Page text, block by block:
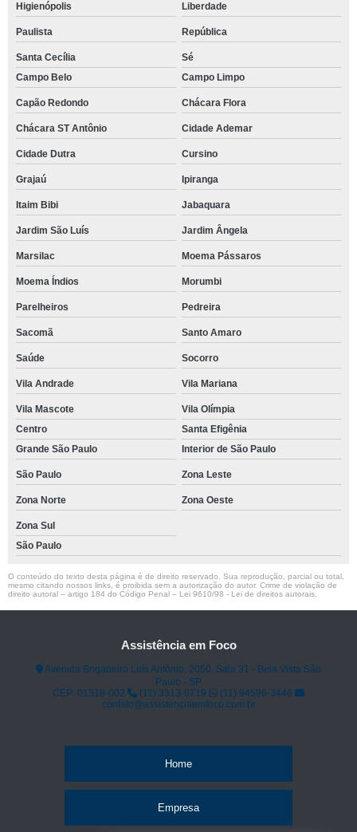
Higienópolis Liberdade
Paulista República
Santa Cecília
Sé
Campo Belo
Campo Limpo
Capão Redondo Chácara Flora
Chácara ST Antônio Cidade Ademar
Cidade Dutra Cursino
Grajaú Ipiranga
Itaim Bibi Jabaquara
Jardim São Luís Jardim Ângela
Marsilac Moema Pássaros
Moema Índios Morumbi
Parelheiros Pedreira
Sacomã Santo Amaro
Saúde Socorro
Vila Andrade Vila Mariana
Vila Mascote
Vila Olímpia
Centro
Santa Efigênia
Grande São Paulo
Interior de São Paulo
São Paulo Zona Leste
Zona Norte Zona Oeste
Zona Sul
São Paulo
O conteúdo do texto desta página é de direito reservado. Sua reprodução, parcial ou total,
mesmo citando nossos links, é proibida sem a autorização do autor. Crime de violação de
direito autoral – artigo 184 do Código Penal – Lei 9610/98 - Lei de direitos autorais
Assistência em Foco
Avenida Brigadeiro Luís Antônio, 2050, Sala 31 - Bela Vista São
Paulo - SP
CEP: 01318-002
(11) 3313-0719
(11) 94596-3446
contato@assistenciaemfoco.com.br
Home
Empresa